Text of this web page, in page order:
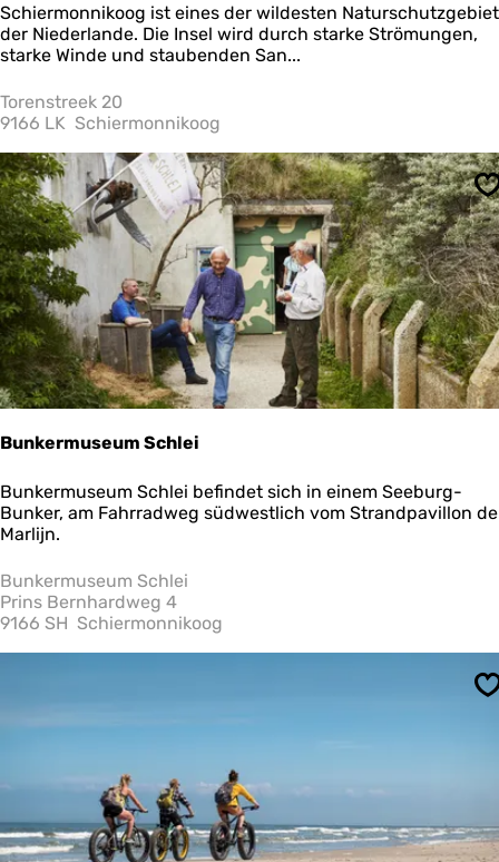
N
a
t
o
n
l
p
a
r
k
S
c
h
i
e
m
o
n
n
k
o
o
Schiermonnikoog ist eines der wildesten
der Niederlande. Die Insel wird durch starke Strömungen,
starke Winde und staubenden San...
Torenstreek 20
9166 LK Schiermonnikoog
Bunkermuseum Schlei
B
u
n
e
r
m
s
h
e
i
Bunkermuseum Schlei befindet sich in einem Seeburg-
Bunker, am Fahrradweg südwestlich vom Strandpavillon de
Marlijn.
Bunkermuseum Schlei
Prins Bernhardweg 4
9166 SH Schiermonnikoog